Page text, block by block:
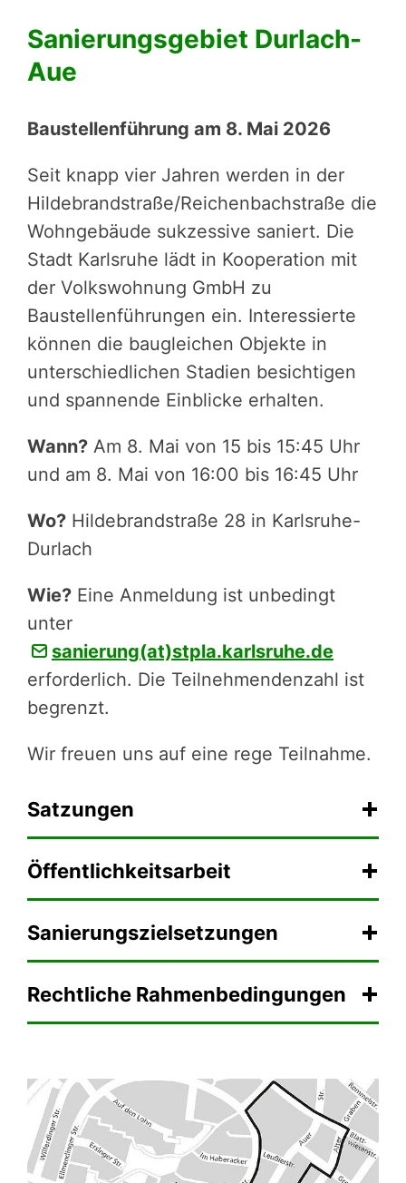
Sanierungsgebiet Durlach-
Aue
Baustellenführung am 8. Mai 2026
Seit knapp vier Jahren werden in der
Hildebrandstraße/Reichenbachstraße die
Wohngebäude sukzessive saniert. Die
Stadt Karlsruhe lädt in Kooperation mit
der Volkswohnung GmbH zu
Baustellenführungen ein. Interessierte
können die baugleichen Objekte in
unterschiedlichen Stadien besichtigen
und spannende Einblicke erhalten.
Wann? Am 8. Mai von 15 bis 15:45 Uhr
und am 8. Mai von 16:00 bis 16:45 Uhr
Wo? Hildebrandstraße 28 in Karlsruhe-
Durlach
Wie? Eine Anmeldung ist unbedingt
unter
sanierung(at)stpla.karlsruhe.de
erforderlich. Die Teilnehmendenzahl ist
begrenzt.
Wir freuen uns auf eine rege Teilnahme.
Satzungen
Öffentlichkeitsarbeit
Sanierungszielsetzungen
Rechtliche Rahmenbedingungen